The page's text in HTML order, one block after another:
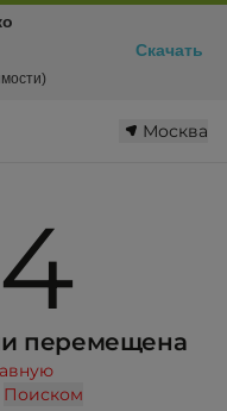
Москва
перемещена
Поиском
Скачать